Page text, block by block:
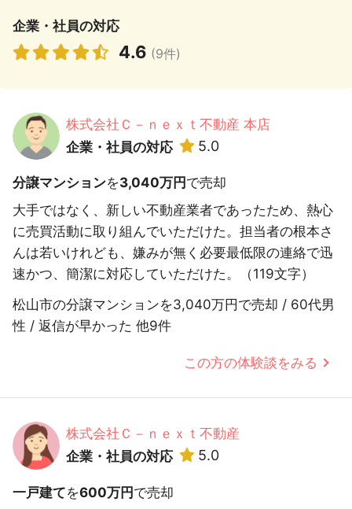
企業・社員の対応
4.6 (9件)
株式会社Ｃ－ｎｅｘｔ不動産 本店
企業・社員の対応
5.0
分譲マンションを3,040万円 で売却
大手ではなく、新しい不動産業者であったため、熱心
に売買活動に取り組んでいただけた。担当者の根本さ
んは若いけれども、嫌みが無く必要最低限の連絡で迅
速かつ、簡潔に対応していただけた。（119文字）
松山市の分譲マンションを3,040万円で売却 / 60代男
性 / 返信が早かった 他9件
この方の体験談をみる
株式会社Ｃ－ｎｅｘｔ不動産
企業・社員の対応
5.0
一戸建てを600万円で売却